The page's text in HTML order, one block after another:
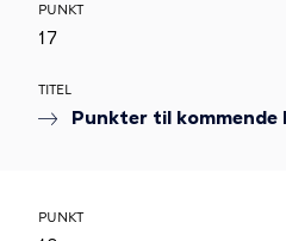
PUNKT
17
TITEL
Punkter til kommende
PUNKT